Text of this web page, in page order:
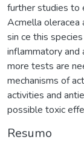
further studies to
Acmella oleracea
sin ce this
inflammatory and
more tests are
mechanisms of
activities and
possible toxic
Resumo